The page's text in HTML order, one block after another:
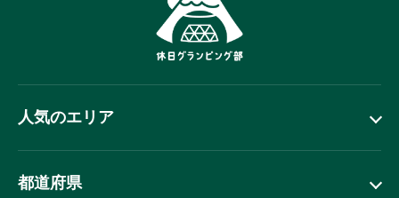
人気のエリア
都道府県